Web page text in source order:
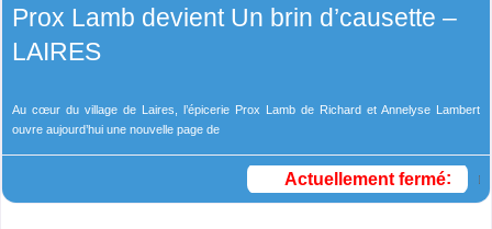
Prox Lamb devient Un brin d’causette –
LAIRES
Au cœur du village de Laires, l’épicerie Prox Lamb de Richard et Annelyse Lambert
ouvre aujourd’hui une nouvelle page de
Actuellement fermé: